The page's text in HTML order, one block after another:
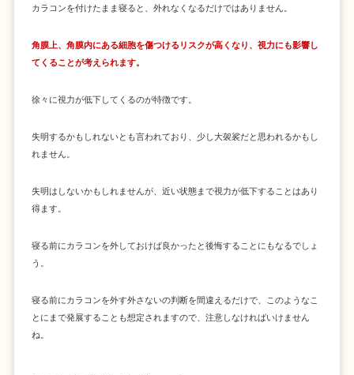
カラコンを付けたまま寝ると、外れなくなるだけではありません。
角膜上、角膜内にある細胞を傷つけるリスクが高くなり、視力にも影響し
てくることが考えられます。
徐々に視力が低下してくるのが特徴です。
失明するかもしれないとも言われており、少し大袈裟だと思われるかもし
れません。
失明はしないかもしれませんが、近い状態まで視力が低下することはあり
得ます。
寝る前にカラコンを外しておけば良かったと後悔することにもなるでしょ
う。
寝る前にカラコンを外す外さないの判断を間違えるだけで、このようなこ
とにまで発展することも想定されますので、注意しなければいけません
ね。